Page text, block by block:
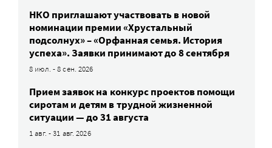
НКО приглашают участвовать в новой
номинации премии «Хрустальный
подсолнух» – «Орфанная семья. История
успеха». Заявки принимают до 8 сентября
8 июл. - 8 сен. 2026
Прием заявок на конкурс проектов помощи
сиротам и детям в трудной жизненной
ситуации — до 31 августа
1 авг. - 31 авг. 2026